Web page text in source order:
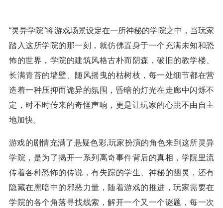
“灵异学院”将游戏场景设定在一所神秘的学院之中，当玩家
踏入这所学院的那一刻，就仿佛置身于一个充满未知和恐
怖的世界，学院的建筑风格古朴而阴森，破旧的教学楼、
长满青苔的墙壁、随风摇曳的枯树枝，每一处细节都在营
造着一种压抑而诡异的氛围，昏暗的灯光在走廊中闪烁不
定，时不时传来的奇怪声响，更是让玩家的心跳不由自主
地加快。
游戏的剧情充满了悬疑色彩,玩家扮演的角色来到这所灵异
学院，是为了揭开一系列离奇事件背后的真相，学院里流
传着各种恐怖的传说，有失踪的学生、神秘的幽灵，还有
隐藏在黑暗中的邪恶力量，随着游戏的推进，玩家需要在
学院的各个角落寻找线索，解开一个又一个谜题，每一次